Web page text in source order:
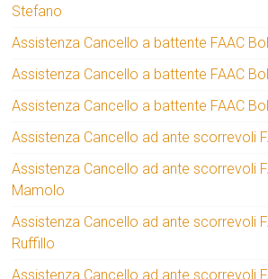
Stefano
Assistenza Cancello a battente FAAC
Assistenza Cancello a battente FAAC
Assistenza Cancello a battente FAAC
Assistenza Cancello ad ante scorrevoli
Assistenza Cancello ad ante scorrevoli
Mamolo
Assistenza Cancello ad ante scorrevoli
Ruffillo
Assistenza Cancello ad ante scorrevoli